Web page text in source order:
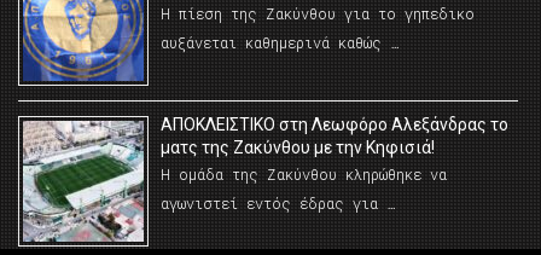
Η πίεση της Ζακύνθου για το γηπεδικο
αυξάνεται καθημερινά καθώς …
AΠΟΚΛΕΙΣΤΙΚΟ στη Λεωφόρο Αλεξάνδρας το
ματς της Ζακύνθου με την Κηφισιά!
Η ομάδα της Ζακύνθου κληρώθηκε να
αγωνιστεί εντός έδρας για …